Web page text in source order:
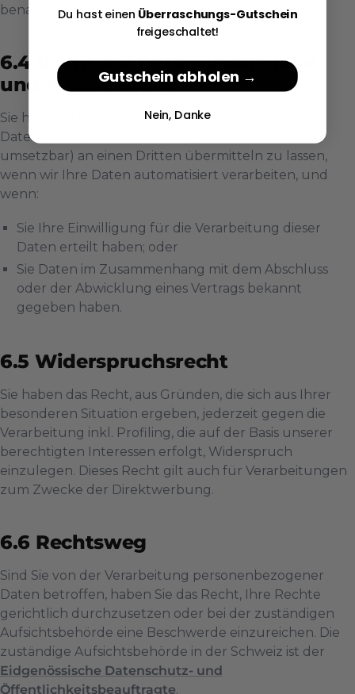
benachrichtigt.
Recht auf Datenherausgabe
und -übertragung
Sie haben das Recht, Ihre Daten in einem gängigen
Dateiformat zu erhalten oder (falls technisch
umsetzbar) an einen Dritten übermitteln zu lassen,
wenn wir Ihre Daten automatisiert verarbeiten, und
wenn:
Sie Ihre Einwilligung für die Verarbeitung dieser
Daten erteilt haben; oder
Sie Daten im Zusammenhang mit dem Abschluss
oder der Abwicklung eines Vertrags bekannt
gegeben haben.
Widerspruchsrecht
Sie haben das Recht, aus Gründen, die sich aus Ihrer
besonderen Situation ergeben, jederzeit gegen die
Verarbeitung inkl. Profiling, die auf der Basis unserer
berechtigten Interessen erfolgt, Widerspruch
einzulegen. Dieses Recht gilt auch für Verarbeitungen
zum Zwecke der Direktwerbung.
Rechtsweg
Sind Sie von der Verarbeitung personenbezogener
Daten betroffen, haben Sie das Recht, Ihre Rechte
gerichtlich durchzusetzen oder bei der zuständigen
Aufsichtsbehörde eine Beschwerde einzureichen. Die
zuständige Aufsichtsbehörde in der Schweiz ist der
Eidgenössische Datenschutz- und
Öffentlichkeitsbeauftragte.
Du hast einen Überraschungs-Gutschein
freigeschaltet!
Gutschein abholen →
Nein, Danke